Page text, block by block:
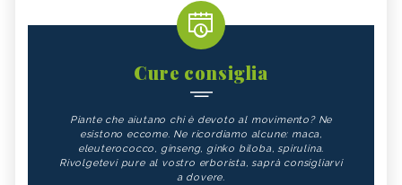
Cure consiglia
Piante che aiutano chi è devoto al movimento? Ne
esistono eccome. Ne ricordiamo alcune: maca,
eleuterococco, ginseng, ginko biloba, spirulina.
Rivolgetevi pure al vostro erborista, saprà consigliarvi
a dovere.